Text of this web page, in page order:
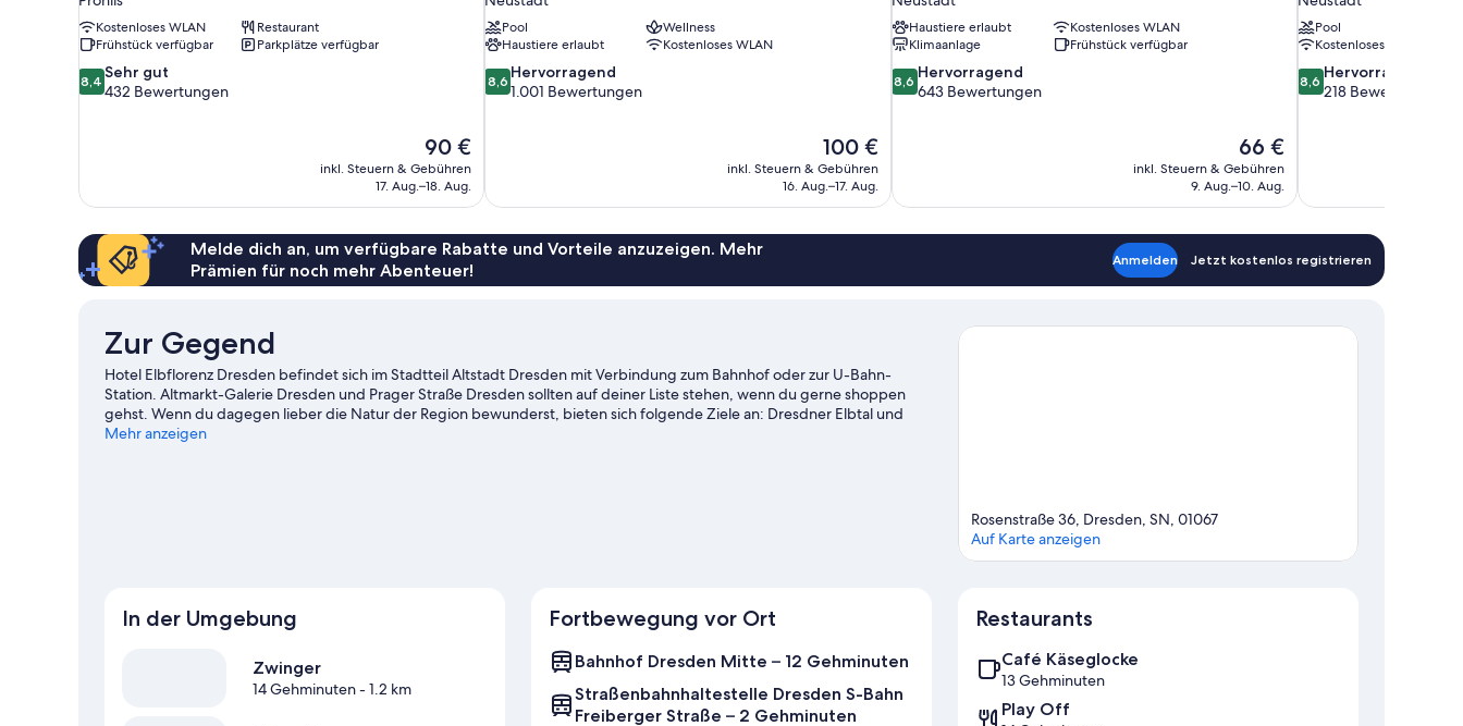
Kostenloses WLAN
Restaurant
Frühstück verfügbar
Parkplätze verfügbar
8.4
von
8,4 Sehr gut
432 Bewertungen
Der
Preis
beträgt
90 €
inkl. Steuern & Gebühren
17. Aug.–18. Aug.
Pool
Wellness
Haustiere erlaubt
Kostenloses WLAN
8.6
von
8,6 Hervorragend
1.001 Bewertungen
Der
Preis
beträgt
100 €
inkl. Steuern & Gebühren
16. Aug.–17. Aug.
Haustiere erlaubt
Kostenloses WLAN
Klimaanlage
Frühstück verfügbar
8.6
von
8,6 Hervorragend
643 Bewertungen
Der
Preis
beträgt
66 €
inkl. Steuern & Gebühren
9. Aug.–10. Aug.
Pool
Kostenloses WLAN
8.6
von
8,6 Hervorragend
218 Bewertungen
Melde dich an, um verfügbare Rabatte und Vorteile anzuzeigen. Mehr
Prämien für noch mehr Abenteuer!
Anmelden Jetzt kostenlos registrieren
Zur Gegend
Hotel Elbflorenz Dresden befindet sich im Stadtteil Altstadt Dresden mit Verbindung zum Bahnhof oder zur U-Bahn-
Station. Altmarkt-Galerie Dresden und Prager Straße Dresden sollten auf deiner Liste stehen, wenn du gerne shoppen
gehst. Wenn du dagegen lieber die Natur der Region bewunderst, bieten sich folgende Ziele an: Dresdner Elbtal und
Elbe. Ebenfalls einen Besuch wert sind diese beiden Highlights: Mathematisch-Physikalischer Salon und Zoo Dresden. Die
Mehr anzeigen
Rosenstraße 36, Dresden, SN, 01067
Auf Karte anzeigen
In der Umgebung
Zwinger
14 Gehminuten- 1.2 km
Fortbewegung vor Ort
Bahnhof Dresden Mitte – 12 Gehminuten
Straßenbahnhaltestelle Dresden S-Bahn
Freiberger Straße – 2 Gehminuten
Restaurants
Café Käseglocke
13 Gehminuten
Play Off